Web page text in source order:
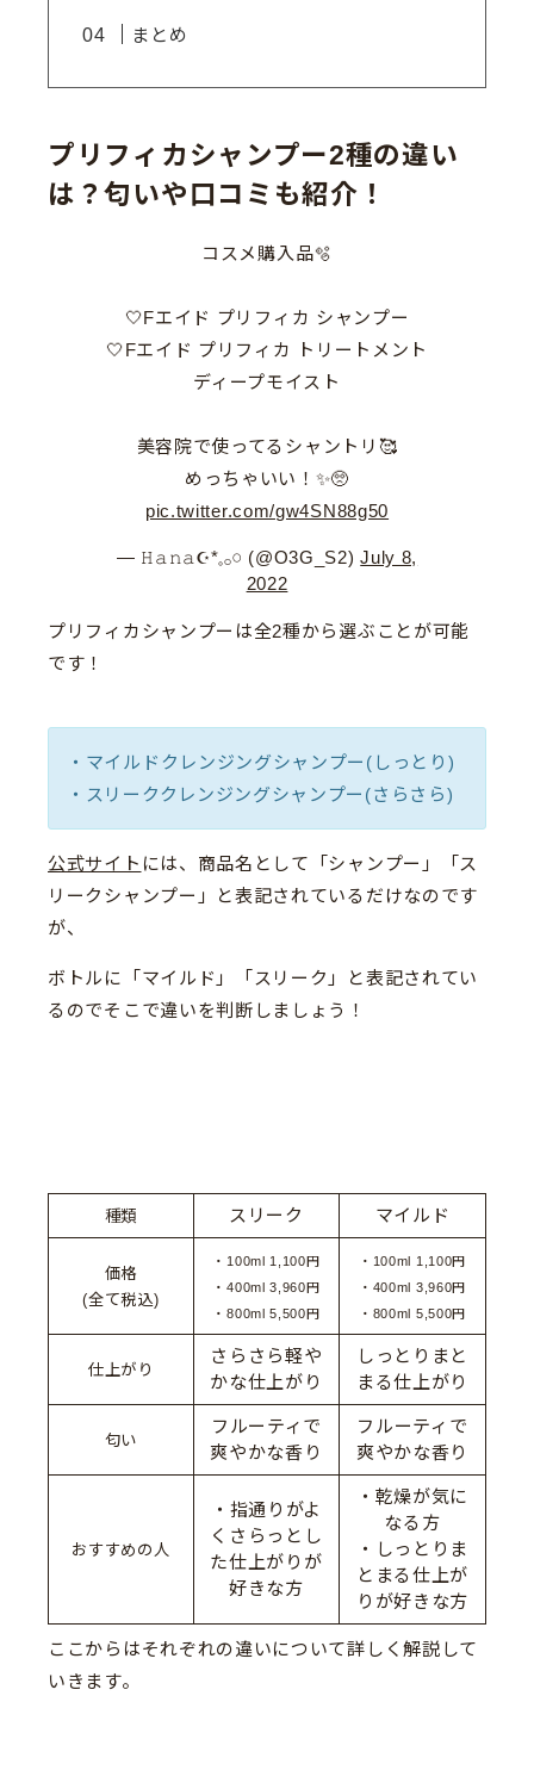
まとめ
プリフィカシャンプー2種の違い
は？匂いや口コミも紹介！
コスメ購入品🫧
🤍Fエイド プリフィカ シャンプー
🤍Fエイド プリフィカ トリートメント
ディープモイスト
美容院で使ってるシャントリ🥰
めっちゃいい！✨🥺
pic.twitter.com/gw4SN88g50
— 𝙷𝚊𝚗𝚊☪︎*𓈒𓂂𓏸 (@O3G_S2)July 8,
2022
プリフィカシャンプーは全2種から選ぶことが可能
です！
・マイルドクレンジングシャンプー(しっとり)
・スリーククレンジングシャンプー(さらさら)
公式サイト には、商品名として「シャンプー」「ス
リークシャンプー」と表記されているだけなのです
が、
ボトルに「マイルド」「スリーク」と表記されてい
るのでそこで違いを判断しましょう！
種類 スリーク マイルド
価格
(全て税込)
・100ml 1,100円
・400ml 3,960円
・800ml 5,500円
・100ml 1,100円
・400ml 3,960円
・800ml 5,500円
仕上がり
さらさら軽や
かな仕上がり
しっとりまと
まる仕上がり
匂い
フルーティで
爽やかな香り
フルーティで
爽やかな香り
おすすめの人
・指通りがよ
くさらっとし
た仕上がりが
好きな方
・乾燥が気に
なる方
・しっとりま
とまる仕上が
りが好きな方
ここからはそれぞれの違いについて詳しく解説して
いきます。